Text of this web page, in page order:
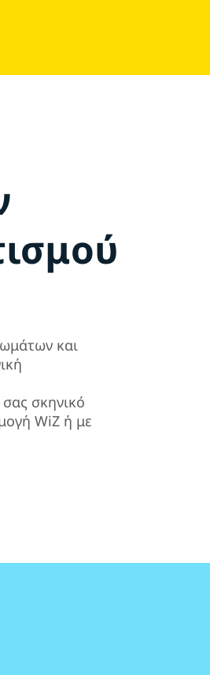
και
σκηνικό
WiZ ή με